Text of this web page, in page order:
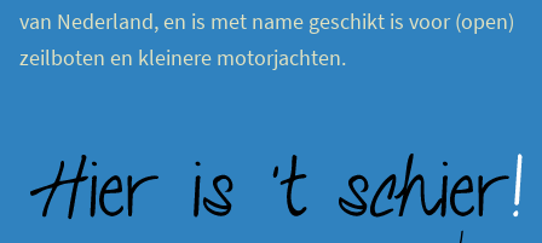
van Nederland, en is met name geschikt is voor (open)
zeilboten en kleinere motorjachten.